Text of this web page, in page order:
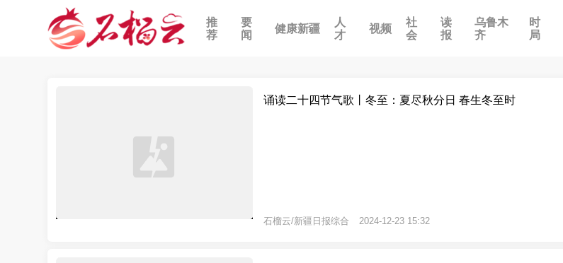
推
荐
要
闻
健康新疆
人
才
视频
社
会
读
报
乌鲁木
齐
时
局
诵读二十四节气歌丨冬至：夏尽秋分日 春生冬至时
石榴云/新疆日报综合 2024-12-23 15:32